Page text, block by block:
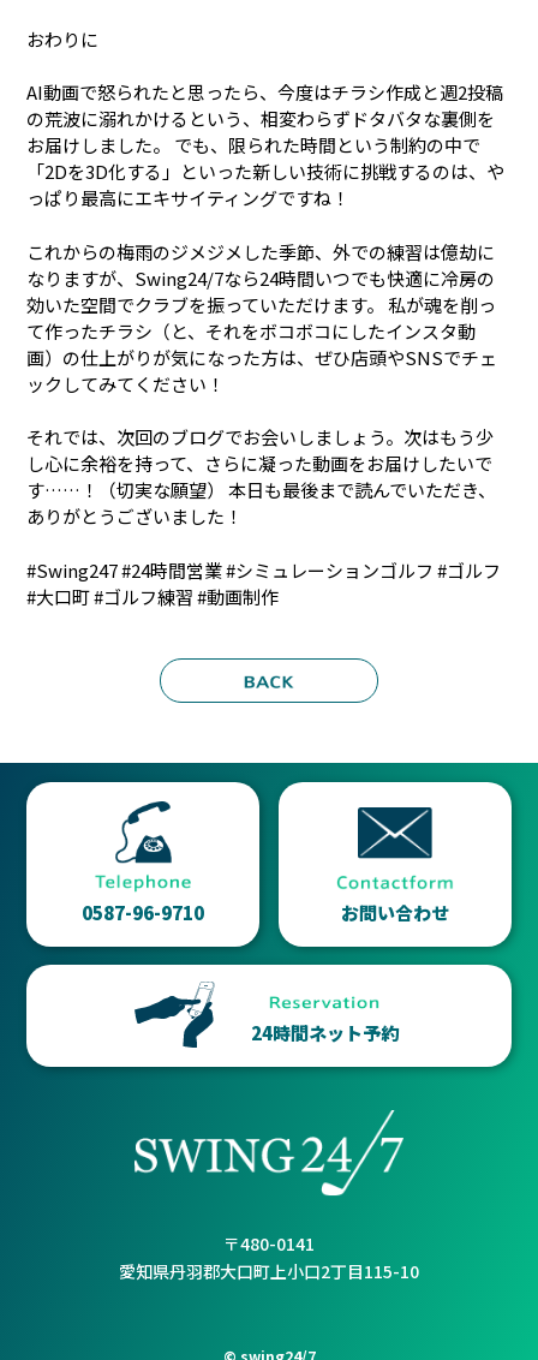
おわりに
AI動画で怒られたと思ったら、今度はチラシ作成と週2投稿
の荒波に溺れかけるという、相変わらずドタバタな裏側を
お届けしました。 でも、限られた時間という制約の中で
「2Dを3D化する」といった新しい技術に挑戦するのは、や
っぱり最高にエキサイティングですね！
これからの梅雨のジメジメした季節、外での練習は億劫に
なりますが、Swing24/7なら24時間いつでも快適に冷房の
効いた空間でクラブを振っていただけます。 私が魂を削っ
て作ったチラシ（と、それをボコボコにしたインスタ動
画）の仕上がりが気になった方は、ぜひ店頭やSNSでチェ
ックしてみてください！
それでは、次回のブログでお会いしましょう。次はもう少
し心に余裕を持って、さらに凝った動画をお届けしたいで
す……！（切実な願望） 本日も最後まで読んでいただき、
ありがとうございました！
#Swing247 #24時間営業 #シミュレーションゴルフ #ゴルフ
#大口町 #ゴルフ練習 #動画制作
0587-96-9710 お問い合わせ
24時間ネット予約
〒480-0141
愛知県丹羽郡大口町上小口2丁目115-10